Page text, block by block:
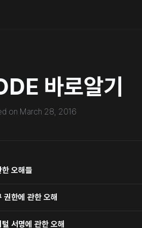
바로알기
on March 28, 2016
오해들
한에 관한 오해
서명에 관한 오해